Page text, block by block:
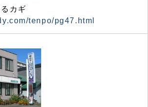
カギ
tenpo/pg47.html